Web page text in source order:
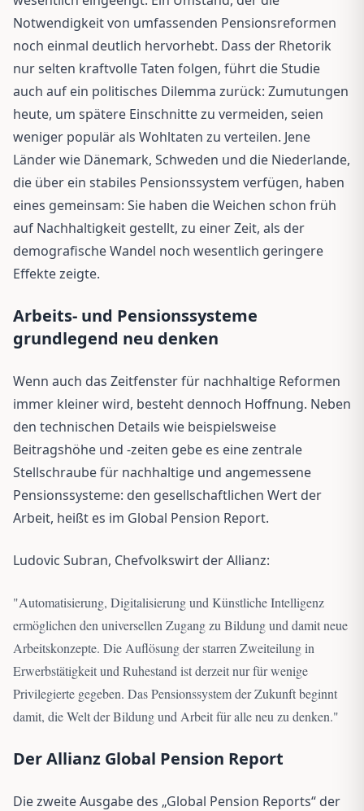
Notwendigkeit von umfassenden Pensionsreformen
noch einmal deutlich hervorhebt. Dass der Rhetorik
nur selten kraftvolle Taten folgen, führt die Studie
auch auf ein politisches Dilemma zurück: Zumutungen
heute, um spätere Einschnitte zu vermeiden, seien
weniger populär als Wohltaten zu verteilen. Jene
Länder wie Dänemark, Schweden und die Niederlande,
die über ein stabiles Pensionssystem verfügen, haben
eines gemeinsam: Sie haben die Weichen schon früh
auf Nachhaltigkeit gestellt, zu einer Zeit, als der
demografische Wandel noch wesentlich geringere
Effekte zeigte.
Arbeits- und Pensionssysteme
grundlegend neu denken
Wenn auch das Zeitfenster für nachhaltige Reformen
immer kleiner wird, besteht dennoch Hoffnung. Neben
den technischen Details wie beispielsweise
Beitragshöhe und -zeiten gebe es eine zentrale
Stellschraube für nachhaltige und angemessene
Pensionssysteme: den gesellschaftlichen Wert der
Arbeit, heißt es im Global Pension Report.
Ludovic Subran, Chefvolkswirt der Allianz:
"Automatisierung, Digitalisierung und Künstliche Intelligenz
ermöglichen den universellen Zugang zu Bildung und damit neue
Arbeitskonzepte. Die Auflösung der starren Zweiteilung in
Erwerbstätigkeit und Ruhestand ist derzeit nur für wenige
Privilegierte gegeben. Das Pensionssystem der Zukunft beginnt
damit, die Welt der Bildung und Arbeit für alle neu zu denken."
Der Allianz Global Pension Report
Die zweite Ausgabe des „Global Pension Reports“ der